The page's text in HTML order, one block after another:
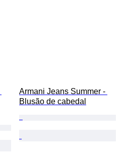
Armani Jeans Summer -
Blusão de cabedal